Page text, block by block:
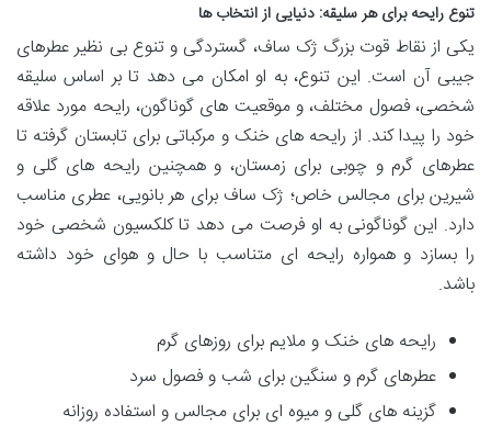
تنوع رایحه برای هر سلیقه: دنیایی از انتخاب ها
یکی از نقاط قوت بزرگ ژک ساف، گستردگی و تنوع بی نظیر عطرهای
جیبی آن است. این تنوع، به او امکان می دهد تا بر اساس سلیقه
شخصی، فصول مختلف، و موقعیت های گوناگون، رایحه مورد علاقه
خود را پیدا کند. از رایحه های خنک و مرکباتی برای تابستان گرفته تا
عطرهای گرم و چوبی برای زمستان، و همچنین رایحه های گلی و
شیرین برای مجالس خاص؛ ژک ساف برای هر بانویی، عطری مناسب
دارد. این گوناگونی به او فرصت می دهد تا کلکسیون شخصی خود
را بسازد و همواره رایحه ای متناسب با حال و هوای خود داشته
باشد.
رایحه های خنک و ملایم برای روزهای گرم
عطرهای گرم و سنگین برای شب و فصول سرد
گزینه های گلی و میوه ای برای مجالس و استفاده روزانه